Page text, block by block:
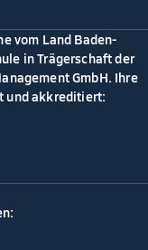
vom Land Baden-
in Trägerschaft der
GmbH. Ihre
und akkreditiert: